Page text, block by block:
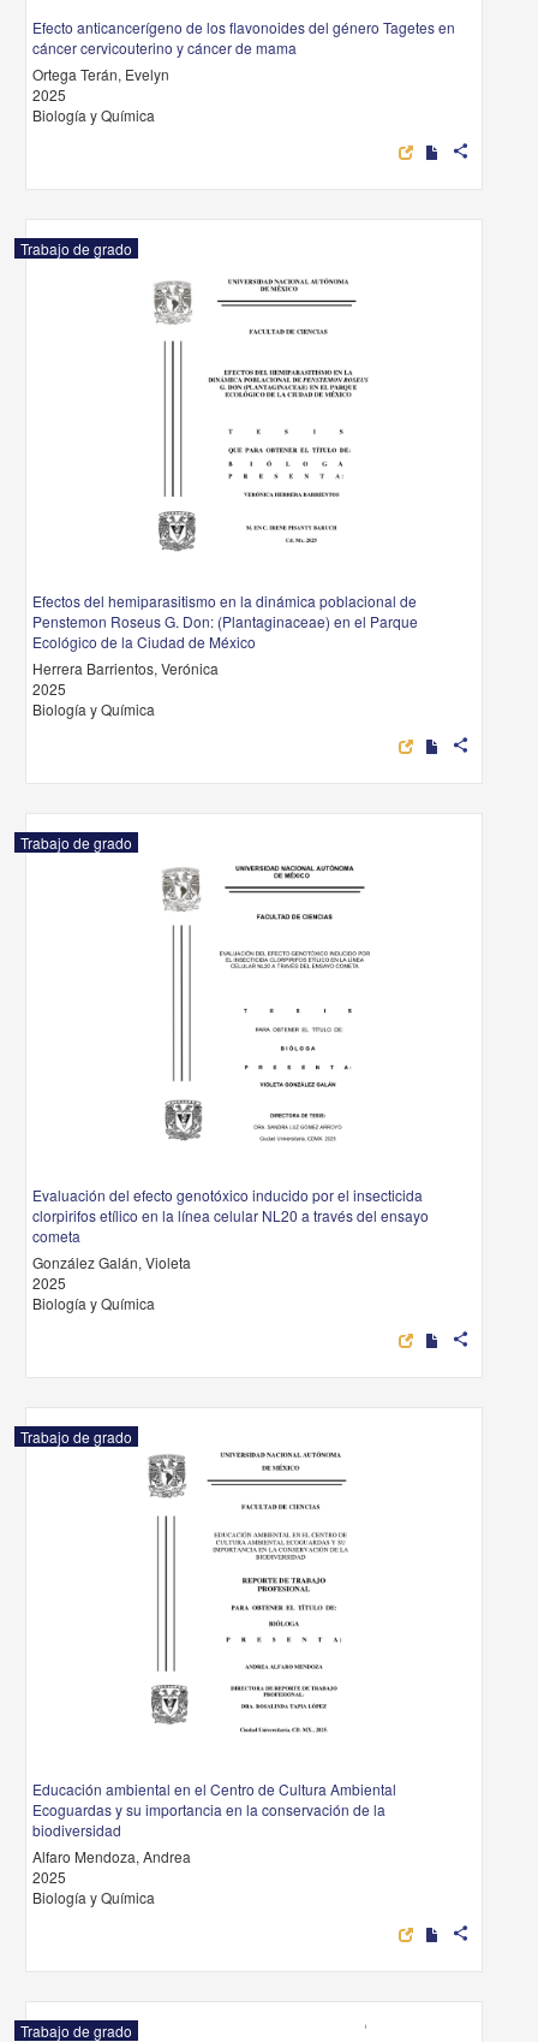
Efecto anticancerígeno de los flavonoides del género Tagetes en
cáncer cervicouterino y cáncer de mama
Ortega Terán, Evelyn
2025
Biología y Química
share
Trabajo de grado
Efectos del hemiparasitismo en la dinámica poblacional de
Penstemon Roseus G. Don: (Plantaginaceae) en el Parque
Ecológico de la Ciudad de México
Herrera Barrientos, Verónica
2025
Biología y Química
share
Trabajo de grado
Evaluación del efecto genotóxico inducido por el insecticida
clorpirifos etílico en la línea celular NL20 a través del ensayo
cometa
González Galán, Violeta
2025
Biología y Química
share
Trabajo de grado
Educación ambiental en el Centro de Cultura Ambiental
Ecoguardas y su importancia en la conservación de la
biodiversidad
Alfaro Mendoza, Andrea
2025
Biología y Química
share
Trabajo de grado